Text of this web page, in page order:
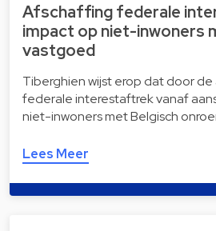
Afschaffing federale
impact op niet-inwoners
vastgoed
Tiberghien wijst erop dat door
federale interestaftrek vanaf
niet-inwoners met Belgisch
Lees Meer